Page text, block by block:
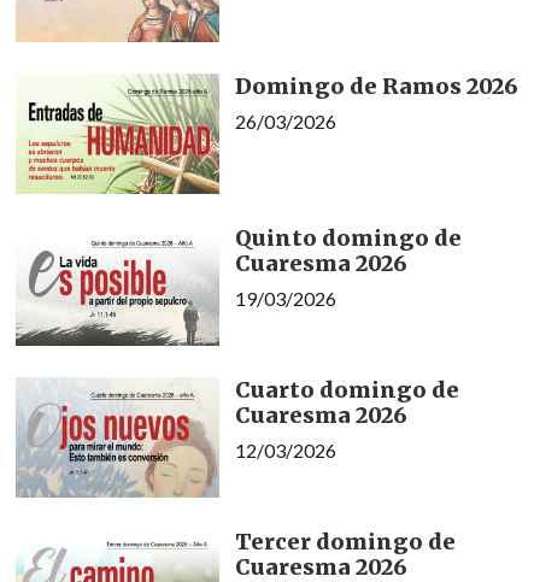
Domingo de Ramos 2026
26/03/2026
Quinto domingo de
Cuaresma 2026
19/03/2026
Cuarto domingo de
Cuaresma 2026
12/03/2026
Tercer domingo de
Cuaresma 2026